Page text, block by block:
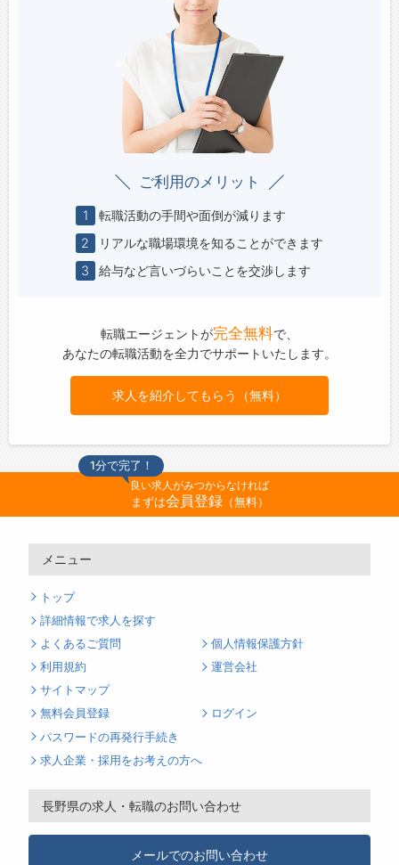
ご利用のメリット
1
転職活動の手間や面倒が減ります
2
リアルな職場環境を知ることができます
3
給与など言いづらいことを交渉します
転職エージェントが完全無料で、
あなたの転職活動を全力でサポートいたします。
求人を紹介してもらう（無料）
1分で完了！
良い求人がみつからなければ
まずは会員登録（無料）
メニュー
トップ
詳細情報で求人を探す
よくあるご質問
個人情報保護方針
利用規約
運営会社
サイトマップ
無料会員登録
ログイン
パスワードの再発行手続き
求人企業・採用をお考えの方へ
長野県の求人・転職のお問い合わせ
メールでのお問い合わせ